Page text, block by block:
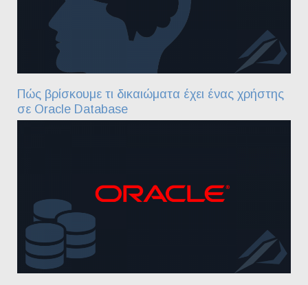
Πώς βρίσκουμε τι δικαιώματα έχει ένας χρήστης
σε Oracle Database